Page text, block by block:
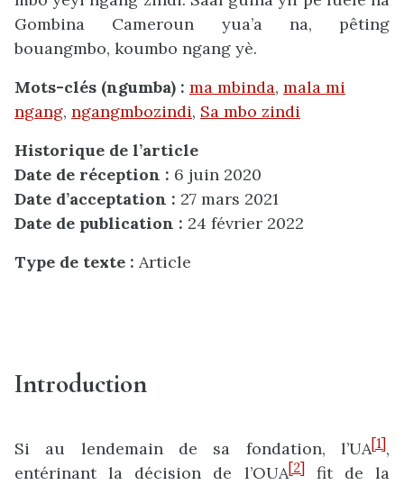
Gombina Cameroun yua’a na, pêting
bouangmbo, koumbo ngang yè.
Mots-clés (ngumba) : ma mbinda, mala mi
ngang, ngangmbozindi, Sa mbo zindi
Historique de l’article
Date de réception : 6 juin 2020
Date d’acceptation : 27 mars 2021
Date de publication : 24 février 2022
Type de texte : Article
Introduction
Si au lendemain de sa fondation, l’UA[1],
entérinant la décision de l’OUA[2]fit de la